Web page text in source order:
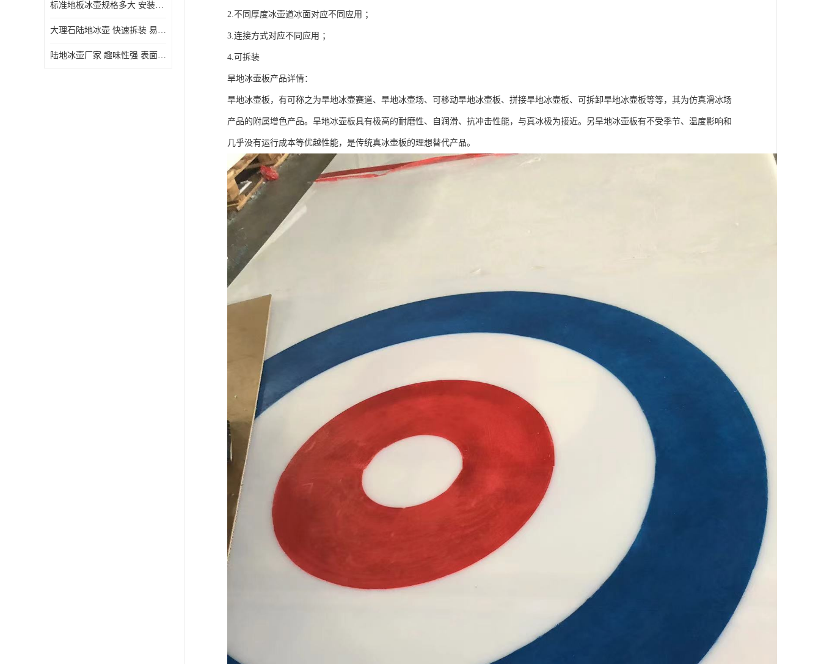
标准地板冰壶规格多大 安装简单 方便携带和存储
大理石陆地冰壶 快速拆装 易于学习和掌握
陆地冰壶厂家 趣味性强 表面具有自润滑功能
2.不同厚度冰壶道冰面对应不同应用 ；
3.连接方式对应不同应用 ；
4.可拆装
旱地冰壶板产品详情：
旱地冰壶板，有可称之为旱地冰壶赛道、旱地冰壶场、可移动旱地冰壶板、拼接旱地冰壶板、可拆卸旱地冰壶板等等，其为仿真滑冰场
产品的附属增色产品。旱地冰壶板具有极高的耐磨性、自润滑、抗冲击性能，与真冰极为接近。另旱地冰壶板有不受季节、温度影响和
几乎没有运行成本等优越性能，是传统真冰壶板的理想替代产品。